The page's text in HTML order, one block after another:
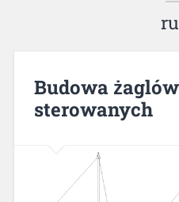
Budowa
sterowanych